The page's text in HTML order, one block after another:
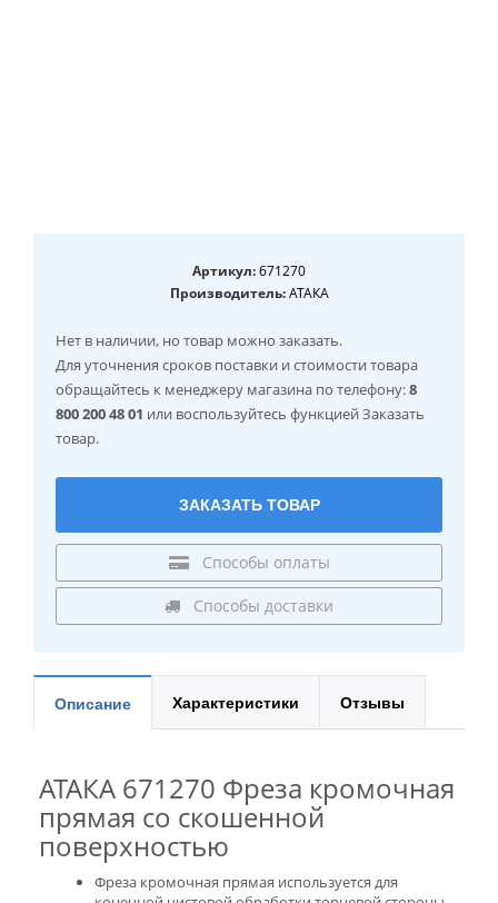
Артикул:671270
Производитель:АТАКА
Нет в наличии, но товар можно заказать.
Для уточнения сроков поставки и стоимости товара
обращайтесь к менеджеру магазина по телефону:8
800 200 48 01 или воспользуйтесь функцией Заказать
товар.
ЗАКАЗАТЬ ТОВАР
Способы оплаты
Способы доставки
Описание Характеристики Отзывы
АТАКА 671270 Фреза кромочная
прямая со скошенной
поверхностью
Фреза кромочная прямая используется для